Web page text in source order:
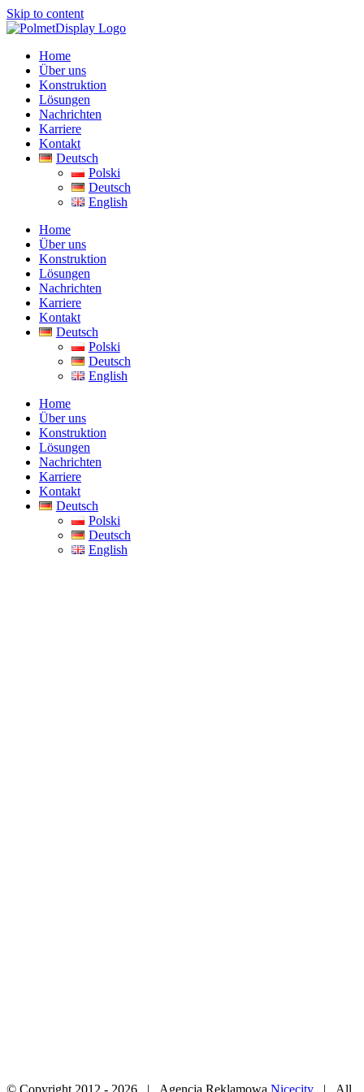
Skip to content
Home
Über uns
Konstruktion
Lösungen
Nachrichten
Karriere
Kontakt
Deutsch
Polski
Deutsch
English
Home
Über uns
Konstruktion
Lösungen
Nachrichten
Karriere
Kontakt
Deutsch
Polski
Deutsch
English
Home
Über uns
Konstruktion
Lösungen
Nachrichten
Karriere
Kontakt
Deutsch
Polski
Deutsch
English
© Copyright 2012 - 2026 | Agencja Reklamowa Nicecity | All